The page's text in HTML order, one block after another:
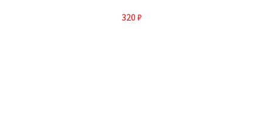
320 ₽